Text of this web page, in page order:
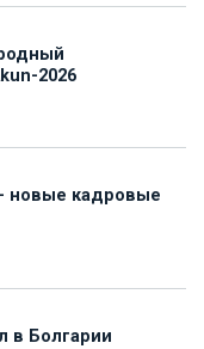
2026
новые кадровые
в Болгарии